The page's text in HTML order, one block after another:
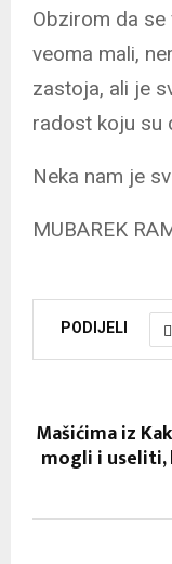
Obzirom da
veoma mali,
zastoja, ali je
radost koju su
Neka nam je
MUBAREK
PODIJELI
Mašićima iz
mogli i useliti,